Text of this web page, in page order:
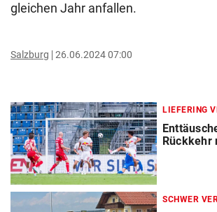
gleichen Jahr anfallen.
Salzburg 26.06.2024 07:00
LIEFERING
Rückkehr
SCHWER